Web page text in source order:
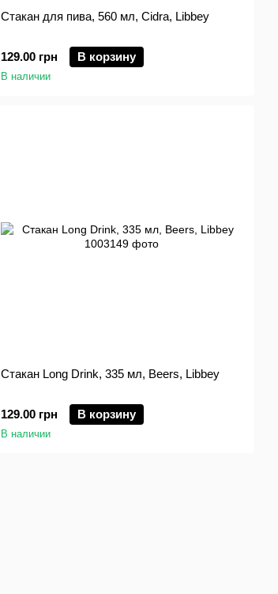
Стакан для пива, 560 мл, Cidra, Libbey
129.00 грн В корзину
В наличии
Стакан Long Drink, 335 мл, Beers, Libbey
129.00 грн В корзину
В наличии